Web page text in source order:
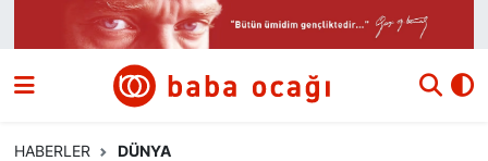
HABERLER DÜNYA
Siyaset
Nöbetçi Eczaneler
Hava Durumu